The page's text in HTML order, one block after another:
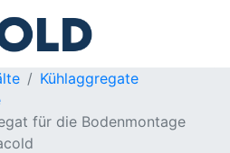
Kühlaggregate
für die Bodenmontage